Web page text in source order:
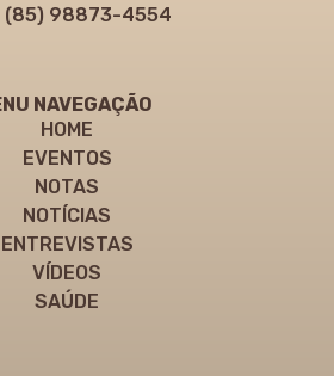
(85) 98873-4554
NAVEGAÇÃO
HOME
EVENTOS
NOTAS
NOTÍCIAS
ENTREVISTAS
VÍDEOS
SAÚDE